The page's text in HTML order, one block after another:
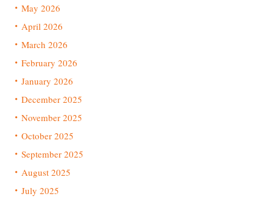
May 2026
April 2026
March 2026
February 2026
January 2026
December 2025
November 2025
October 2025
September 2025
August 2025
July 2025